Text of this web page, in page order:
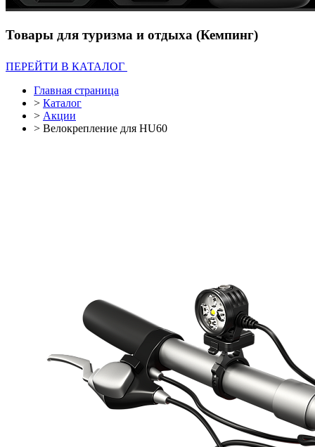
Товары для туризма и отдыха (Кемпинг)
ПЕРЕЙТИ В КАТАЛОГ
Главная страница
> Каталог
> Акции
> Велокрепление для HU60